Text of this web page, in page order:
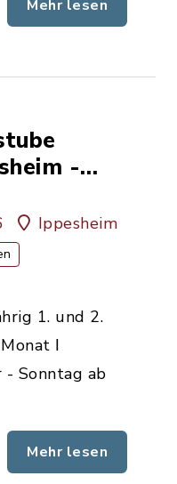
Mehr lesen
-
Ippesheim
1. und 2.
ǀ
- Sonntag ab
Mehr lesen